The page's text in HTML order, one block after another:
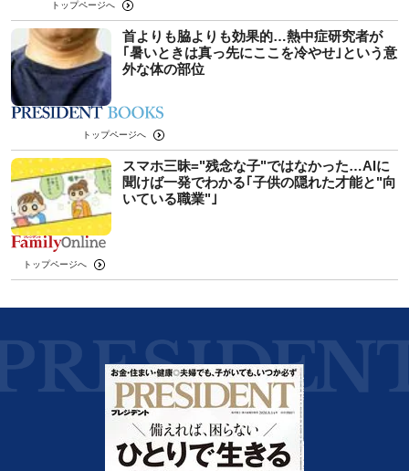
トップページへ
首よりも脇よりも効果的…熱中症研究者が
｢暑いときは真っ先にここを冷やせ｣という意
外な体の部位
トップページへ
スマホ三昧="残念な子"ではなかった…AIに
聞けば一発でわかる｢子供の隠れた才能と"向
いている職業"｣
トップページへ